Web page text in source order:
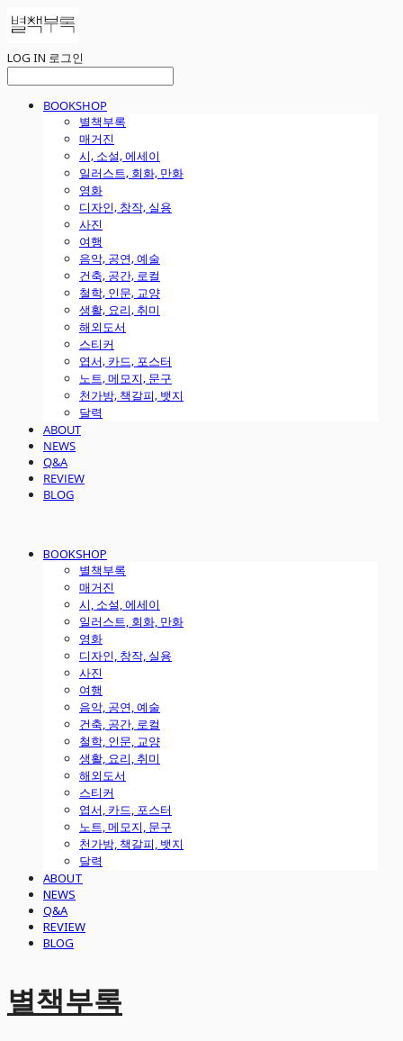
LOG IN 로그인
BOOKSHOP
별책부록
매거진
시, 소설, 에세이
일러스트, 회화, 만화
영화
디자인, 창작, 실용
사진
여행
음악, 공연, 예술
건축, 공간, 로컬
철학, 인문, 교양
생활, 요리, 취미
해외도서
스티커
엽서, 카드, 포스터
노트, 메모지, 문구
천가방, 책갈피, 뱃지
달력
ABOUT
NEWS
Q&A
REVIEW
BLOG
BOOKSHOP
별책부록
매거진
시, 소설, 에세이
일러스트, 회화, 만화
영화
디자인, 창작, 실용
사진
여행
음악, 공연, 예술
건축, 공간, 로컬
철학, 인문, 교양
생활, 요리, 취미
해외도서
스티커
엽서, 카드, 포스터
노트, 메모지, 문구
천가방, 책갈피, 뱃지
달력
ABOUT
NEWS
Q&A
REVIEW
BLOG
별책부록